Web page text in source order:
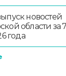
новостей
области за
года